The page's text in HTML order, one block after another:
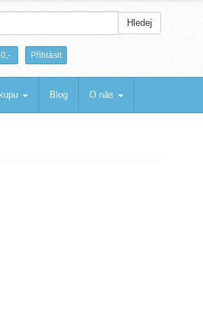
Hledej
0,- Přihlásit
Blog O nás